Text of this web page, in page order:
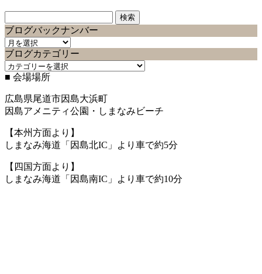
索:
ブログバックナンバー
ブ
ロ
グ
バ
ク
ナ
ン
バ
ー
ブログカテゴリー
ブ
ロ
カ
テ
ゴ
リ
ー
■ 会場場所
広島県尾道市因島大浜町
因島アメニティ公園・しまなみビーチ
【本州方面より】
しまなみ海道「因島北IC」より車で約5分
【四国方面より】
しまなみ海道「因島南IC」より車で約10分